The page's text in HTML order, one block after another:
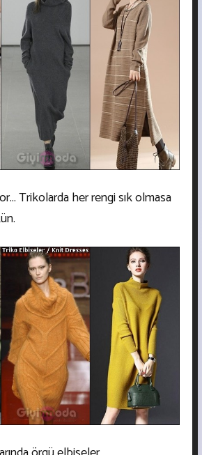
Trikolarda her rengi sık olmasa